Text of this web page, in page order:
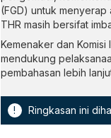
(FGD) untuk
THR masih bersifat
Kemenaker dan
mendukung
pembahasan lebih
! Ringkasan ini